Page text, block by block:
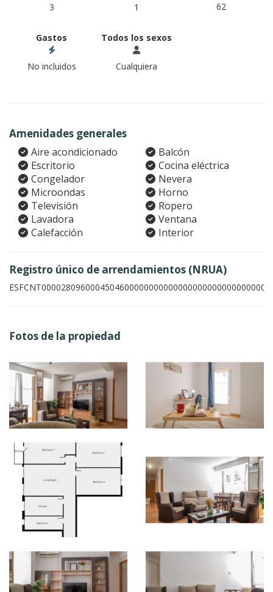
3 1 62
Gastos
No incluidos
Todos los sexos
Cualquiera
Amenidades generales
Aire acondicionado
Balcón
Escritorio
Cocina eléctrica
Congelador
Nevera
Microondas
Horno
Televisión
Ropero
Lavadora
Ventana
Calefacción
Interior
Registro único de arrendamientos (NRUA)
ESFCNT00002809600045046000000000000000000000000000003
Fotos de la propiedad